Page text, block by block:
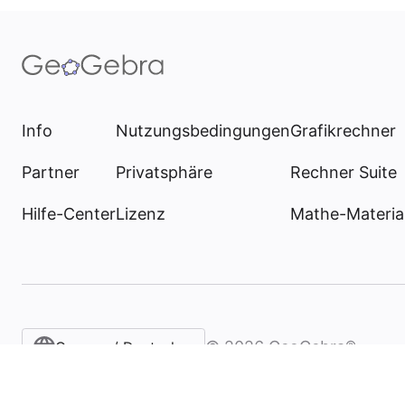
Info
Partner
Hilfe-Center
Nutzungsbedingungen
Privatsphäre
Lizenz
Grafikrechner
Rechner Suite
Mathe-
German / Deutsch © 2026 GeoGebra®